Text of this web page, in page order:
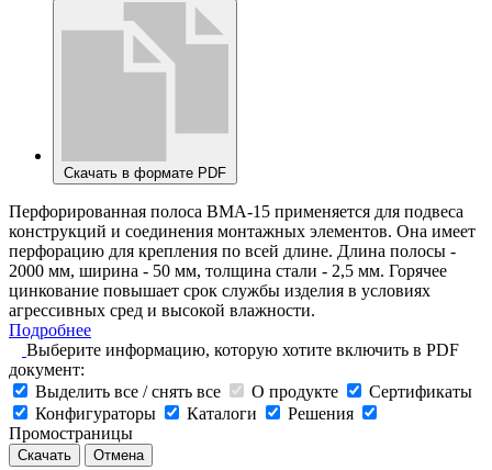
Скачать в формате PDF
Перфорированная полоса ВМА-15 применяется для подвеса
конструкций и соединения монтажных элементов. Она имеет
перфорацию для крепления по всей длине. Длина полосы -
2000 мм, ширина - 50 мм, толщина стали - 2,5 мм. Горячее
цинкование повышает срок службы изделия в условиях
агрессивных сред и высокой влажности.
Подробнее
Выберите информацию, которую хотите включить в PDF
документ:
Выделить все / снять все
О продукте
Сертификаты
Конфигураторы
Каталоги
Решения
Промостраницы
Скачать Отмена